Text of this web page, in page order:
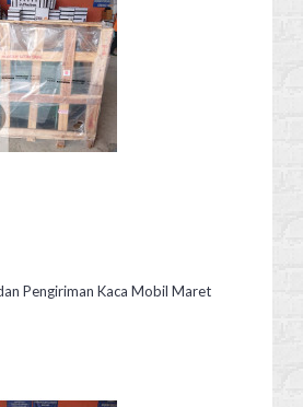
Pengiriman Kaca Mobil Maret